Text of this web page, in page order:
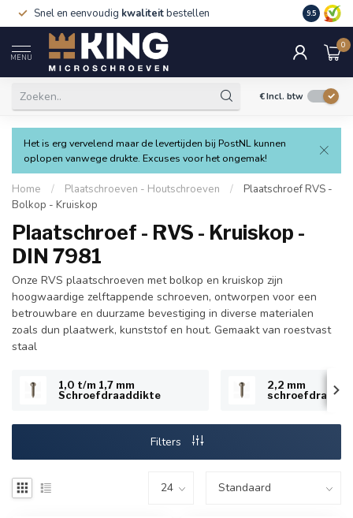
Snel en eenvoudig kwaliteitbestellen 9.5
MENU
0
€Incl. btw
Het is erg vervelend maar de levertijden bij PostNL kunnen
oplopen vanwege drukte. Excuses voor het ongemak!
Home / Plaatschroeven - Houtschroeven /
Plaatschroef RVS -
Bolkop - Kruiskop
Plaatschroef - RVS - Kruiskop -
DIN 7981
Onze RVS plaatschroeven met bolkop en kruiskop zijn
hoogwaardige zelftappende schroeven, ontworpen voor een
betrouwbare en duurzame bevestiging in diverse materialen
zoals dun plaatwerk, kunststof en hout. Gemaakt van roestvast
staal
1,0 t/m 1,7 mm
Schroefdraaddikte
2,2 mm
Filters